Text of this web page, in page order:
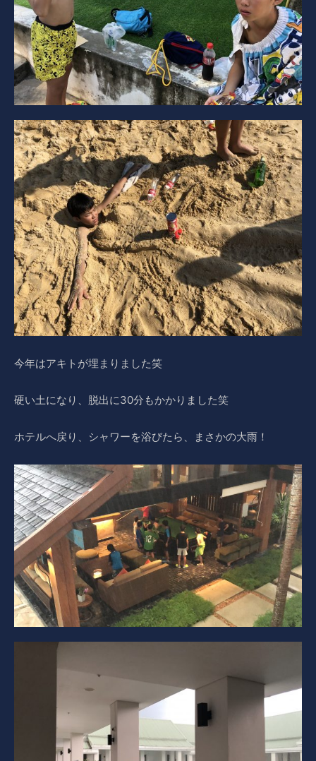
今年はアキトが埋まりました笑
硬い土になり、脱出に30分もかかりました笑
ホテルへ戻り、シャワーを浴びたら、まさかの大雨！